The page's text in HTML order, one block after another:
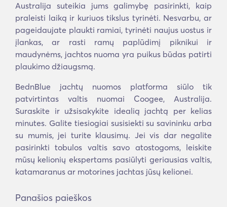
Australija suteikia jums galimybę pasirinkti, kaip
praleisti laiką ir kuriuos tikslus tyrinėti. Nesvarbu, ar
pageidaujate plaukti ramiai, tyrinėti naujus uostus ir
įlankas, ar rasti ramų paplūdimį piknikui ir
maudynėms, jachtos nuoma yra puikus būdas patirti
plaukimo džiaugsmą.
BednBlue jachtų nuomos platforma siūlo tik
patvirtintas valtis nuomai Coogee, Australija.
Suraskite ir užsisakykite idealią jachtą per kelias
minutes. Galite tiesiogiai susisiekti su savininku arba
su mumis, jei turite klausimų. Jei vis dar negalite
pasirinkti tobulos valtis savo atostogoms, leiskite
mūsų kelionių ekspertams pasiūlyti geriausias valtis,
katamaranus ar motorines jachtas jūsų kelionei.
Panašios paieškos